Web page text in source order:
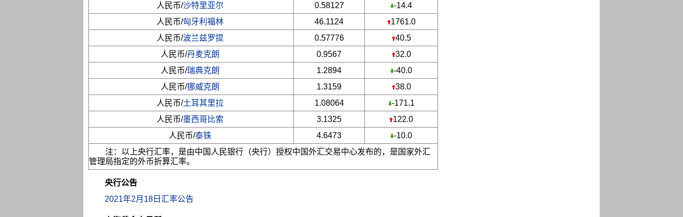
人民币/沙特里亚尔 0.58127
-14.4
人民币/匈牙利福林 46.1124
1761.0
人民币/波兰兹罗提 0.57776
40.5
人民币/丹麦克朗 0.9567
32.0
人民币/瑞典克朗 1.2894
-40.0
人民币/挪威克朗 1.3159
38.0
人民币/土耳其里拉 1.08064
-171.1
人民币/墨西哥比索 3.1325
122.0
人民币/泰铢 4.6473
-10.0
注：以上央行汇率，是由中国人民银行（央行）授权中国外汇交易中心发布的，是国家外汇
管理局指定的外币折算汇率。
央行公告
2021年2月18日汇率公告